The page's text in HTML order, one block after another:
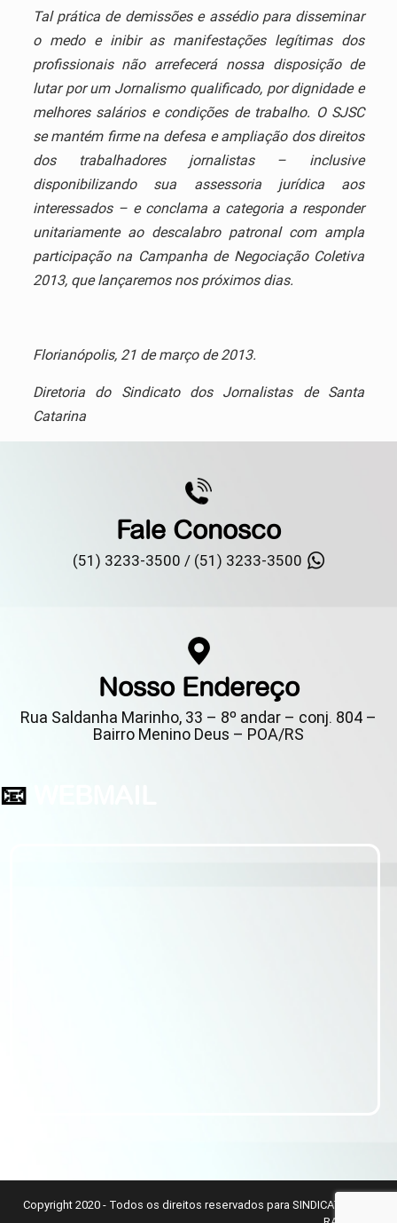
Tal prática de demissões e assédio para disseminar
o medo e inibir as manifestações legítimas dos
profissionais não arrefecerá nossa disposição de
lutar por um Jornalismo qualificado, por dignidade e
melhores salários e condições de trabalho. O SJSC
se mantém firme na defesa e ampliação dos direitos
dos trabalhadores jornalistas – inclusive
disponibilizando sua assessoria jurídica aos
interessados – e conclama a categoria a responder
unitariamente ao descalabro patronal com ampla
participação na Campanha de Negociação Coletiva
2013, que lançaremos nos próximos dias.
Florianópolis, 21 de março de 2013.
Diretoria do Sindicato dos Jornalistas de Santa
Catarina
Fale Conosco
(51) 3233-3500 / (51) 3233-3500
Nosso Endereço
Rua Saldanha Marinho, 33 – 8º andar – conj. 804 –
Bairro Menino Deus – POA/RS
📧
Copyright 2020 - Todos os direitos reservados para SINDICATO DOS